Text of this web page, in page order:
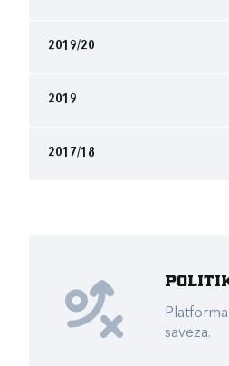
2019/20
2019
2017/18
saveza.